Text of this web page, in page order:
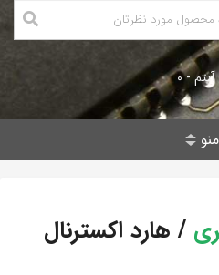
۰
منو
/ هارد اکسترنال